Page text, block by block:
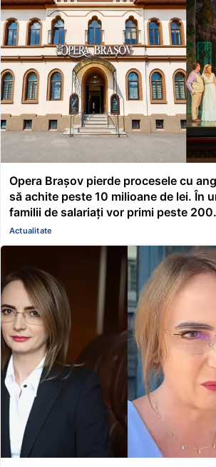
Opera Brașov pierde procesele cu
să achite peste 10 milioane de lei. În
familii de salariați vor primi peste
Actualitate